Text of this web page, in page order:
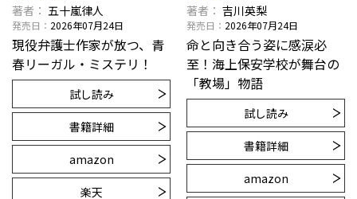
著者 五十嵐律人
発売日 2026年07月24日
現役弁護士作家が放つ、青
春リーガル・ミステリ！
試し読み
書籍詳細
amazon
楽天
著者 吉川英梨
発売日 2026年07月24日
命と向き合う姿に感涙必
至！海上保安学校が舞台の
「教場」物語
試し読み
書籍詳細
amazon